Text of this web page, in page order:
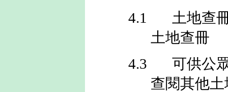
4.1 土地查
土地查冊
4.3可供公
查閱其他